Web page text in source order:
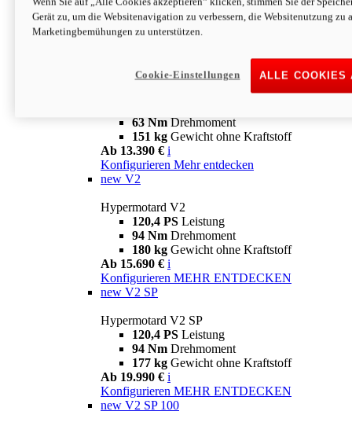
63 NmDrehmoment
151 kgGewicht ohne Kraftstoff
Ab 13.890 € i
63 Nm Drehmoment
151 kg Gewicht ohne Kraftstoff
Ab 13.390 € i
Konfigurieren Mehr entdecken
new V2
Hypermotard V2
120,4 PS Leistung
94 Nm Drehmoment
180 kg Gewicht ohne Kraftstoff
Ab 15.690 € i
Konfigurieren MEHR ENTDECKEN
new V2 SP
Hypermotard V2 SP
120,4 PS Leistung
94 Nm Drehmoment
177 kg Gewicht ohne Kraftstoff
Ab 19.990 € i
Konfigurieren MEHR ENTDECKEN
new V2 SP 100
Gerät zu, um die Websitenavigation zu verbessern, die Websitenutzung zu
Marketingbemühungen zu unterstützen.
ALLE COOKIES
Cookie-Einstellungen